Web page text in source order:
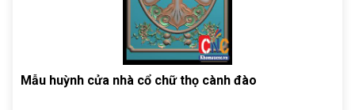
Mẫu huỳnh cửa nhà cổ chữ thọ cành đào